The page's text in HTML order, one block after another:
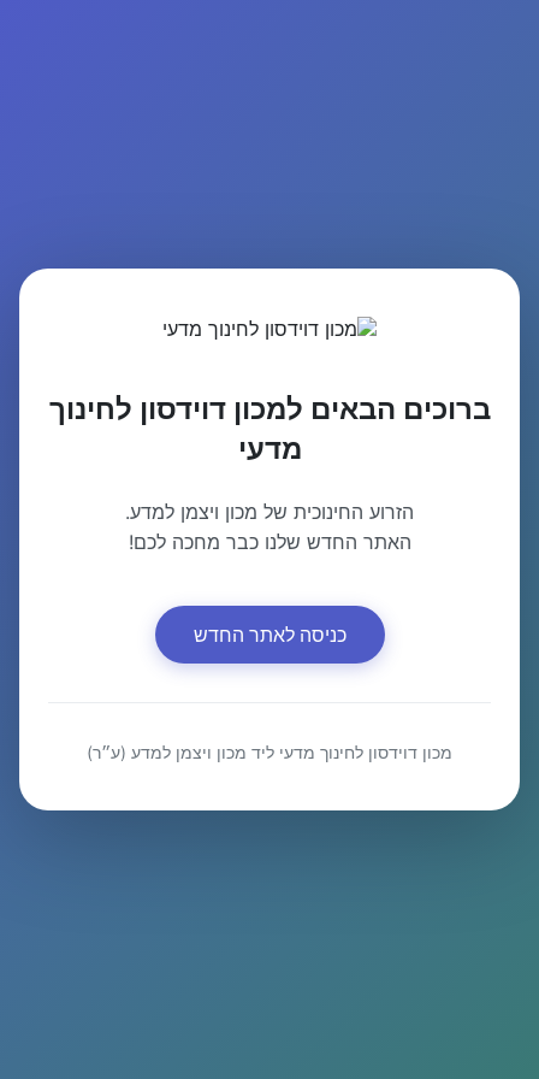
ברוכים הבאים למכון דוידסון לחינוך
מדעי
הזרוע החינוכית של מכון ויצמן למדע.
האתר החדש שלנו כבר מחכה לכם!
כניסה לאתר החדש
מכון דוידסון לחינוך מדעי ליד מכון ויצמן למדע (ע״ר)